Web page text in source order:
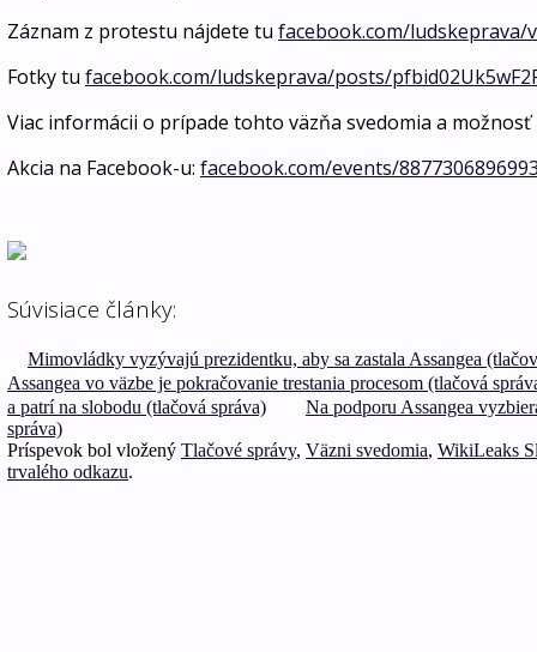
Záznam z protestu nájdete tu facebook.com/ludskeprava/
Fotky tu facebook.com/ludskeprava/posts/
Viac informácii o prípade tohto väzňa svedomia a
Akcia na Facebook-u: facebook.com/events/
Súvisiace články:
Mimovládky vyzývajú prezidentku, aby sa zastala Assangea
Assangea vo väzbe je pokračovanie trestania procesom (tlačová
a patrí na slobodu (tlačová správa)
Na podporu Assangea
správa)
Príspevok bol vložený Tlačové správy, Väzni svedomia, WikiLeaks
trvalého odkazu.